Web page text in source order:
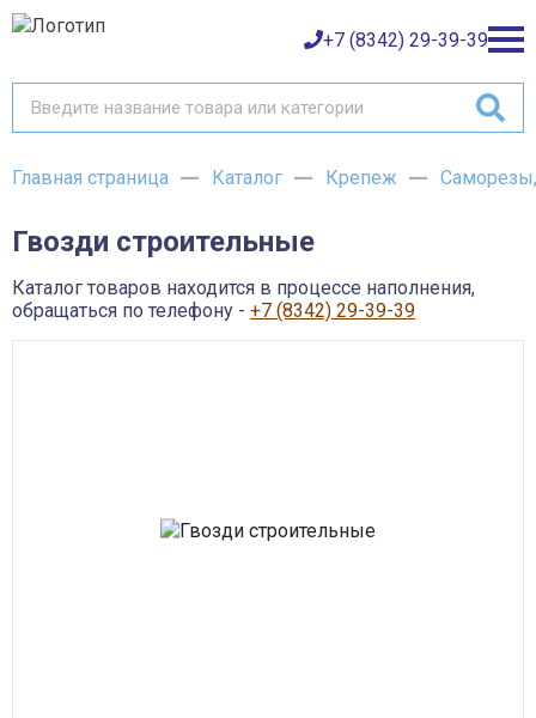
+7 (8342) 29-39-39
Каталог товаров
Баки и емкости АНИОН
Детали трубопроводов и уплотнения
Запорная и регулирующая арматура
Инструмент
О компании
Оплата
Главная страница Каталог Крепеж
Гвозди строительные
Каталог товаров находится в процессе наполнения,
обращаться по телефону - +7 (8342) 29-39-39